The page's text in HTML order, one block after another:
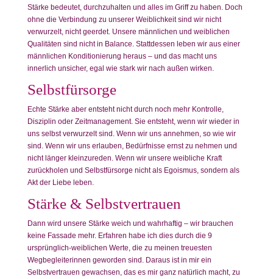
Stärke bedeutet, durchzuhalten und alles im Griff zu haben. Doch
ohne die Verbindung zu unserer Weiblichkeit sind wir nicht
verwurzelt, nicht geerdet. Unsere männlichen und weiblichen
Qualitäten sind nicht in Balance. Stattdessen leben wir aus einer
männlichen Konditionierung heraus – und das macht uns
innerlich unsicher, egal wie stark wir nach außen wirken.
Selbstfürsorge
Echte Stärke aber entsteht nicht durch noch mehr Kontrolle,
Disziplin oder Zeitmanagement. Sie entsteht, wenn wir wieder in
uns selbst verwurzelt sind. Wenn wir uns annehmen, so wie wir
sind. Wenn wir uns erlauben, Bedürfnisse ernst zu nehmen und
nicht länger kleinzureden. Wenn wir unsere weibliche Kraft
zurückholen und Selbstfürsorge nicht als Egoismus, sondern als
Akt der Liebe leben.
Stärke & Selbstvertrauen
Dann wird unsere Stärke weich und wahrhaftig – wir brauchen
keine Fassade mehr. Erfahren habe ich dies durch die 9
ursprünglich-weiblichen Werte, die zu meinen treuesten
Wegbegleiterinnen geworden sind. Daraus ist in mir ein
Selbstvertrauen gewachsen, das es mir ganz natürlich macht, zu